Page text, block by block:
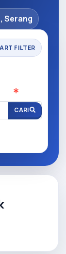
Serang
FILTER
CARI